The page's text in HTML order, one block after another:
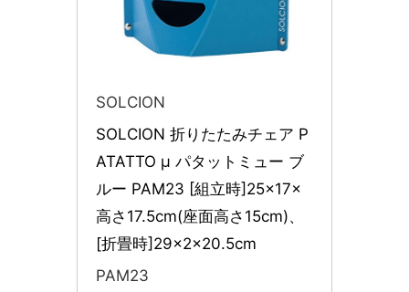
SOLCION
SOLCION 折りたたみチェア P
ATATTO μ パタットミュー ブ
ルー PAM23 [組立時]25×17×
高さ17.5cm(座面高さ15cm)、
[折畳時]29×2×20.5cm
PAM23